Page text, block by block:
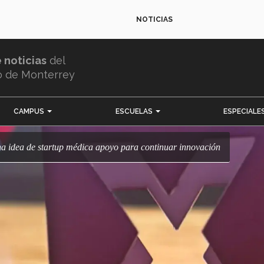
NOTICIAS
noticias del
de Monterrey
CAMPUS ESCUELAS
idea de startup médica apoyo para continuar innovación